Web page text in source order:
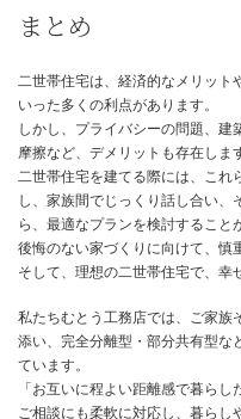
生活時間、食事、家事分担
事前に、これらの点を家族
い、妥協点を見つける努力が
ルールやマナーを明確に定